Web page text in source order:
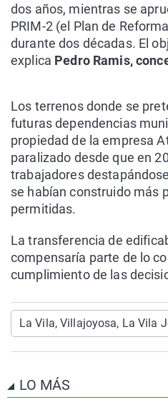
dos años, mientras se
PRIM-2 (el Plan de
durante dos décadas. El
explica Pedro Ramis,
Los terrenos donde se
futuras dependencias
propiedad de la empresa
paralizado desde que en
trabajadores
se habían construido más
permitidas.
La transferencia de
compensaría parte de lo
cumplimiento de las
La Vila, Villajoyosa, La Vila
LO MÁS